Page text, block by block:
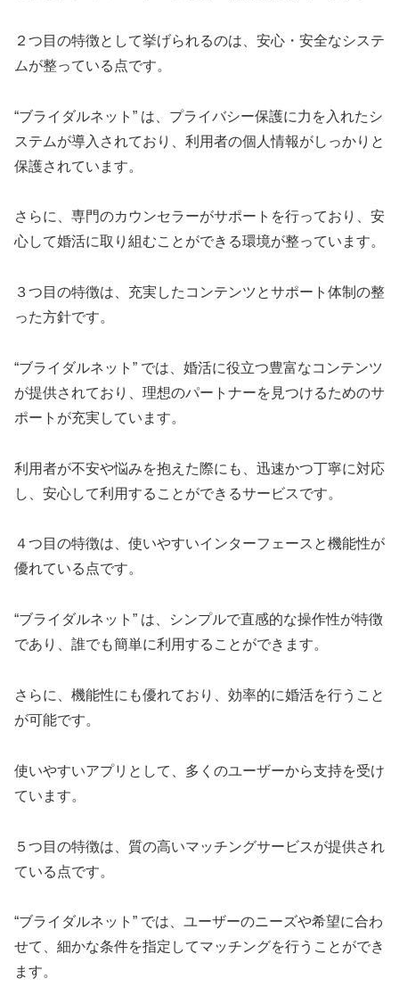
２つ目の特徴として挙げられるのは、安心・安全なシステ
ムが整っている点です。
“ブライダルネット” は、プライバシー保護に力を入れたシ
ステムが導入されており、利用者の個人情報がしっかりと
保護されています。
さらに、専門のカウンセラーがサポートを行っており、安
心して婚活に取り組むことができる環境が整っています。
３つ目の特徴は、充実したコンテンツとサポート体制の整
った方針です。
“ブライダルネット” では、婚活に役立つ豊富なコンテンツ
が提供されており、理想のパートナーを見つけるためのサ
ポートが充実しています。
利用者が不安や悩みを抱えた際にも、迅速かつ丁寧に対応
し、安心して利用することができるサービスです。
４つ目の特徴は、使いやすいインターフェースと機能性が
優れている点です。
“ブライダルネット” は、シンプルで直感的な操作性が特徴
であり、誰でも簡単に利用することができます。
さらに、機能性にも優れており、効率的に婚活を行うこと
が可能です。
使いやすいアプリとして、多くのユーザーから支持を受け
ています。
５つ目の特徴は、質の高いマッチングサービスが提供され
ている点です。
“ブライダルネット” では、ユーザーのニーズや希望に合わ
せて、細かな条件を指定してマッチングを行うことができ
ます。